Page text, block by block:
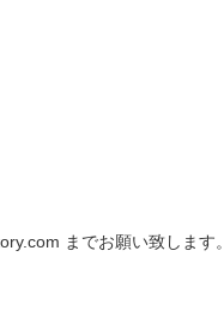
までお願い致します。